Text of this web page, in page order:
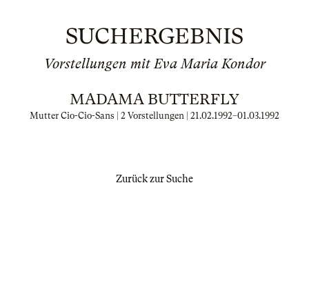
SUCHERGEBNIS
Vorstellungen mit Eva Maria Kondor
MADAMA BUTTERFLY
Mutter Cio-Cio-Sans | 2 Vorstellungen | 21.02.1992–01.03.1992
Zurück zur Suche